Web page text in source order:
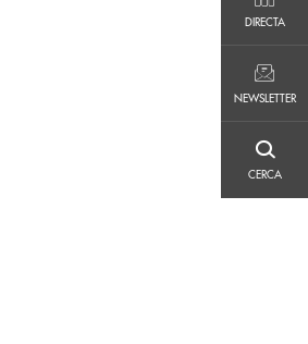
DIRECTA
NEWSLETTER
CERCA